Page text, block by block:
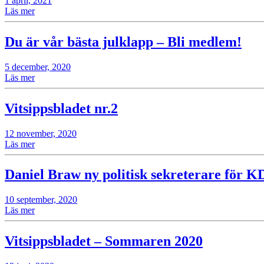
Läs mer
Du är vår bästa julklapp – Bli medlem!
5 december, 2020
Läs mer
Vitsippsbladet nr.2
12 november, 2020
Läs mer
Daniel Braw ny politisk sekreterare för
10 september, 2020
Läs mer
Vitsippsbladet – Sommaren 2020